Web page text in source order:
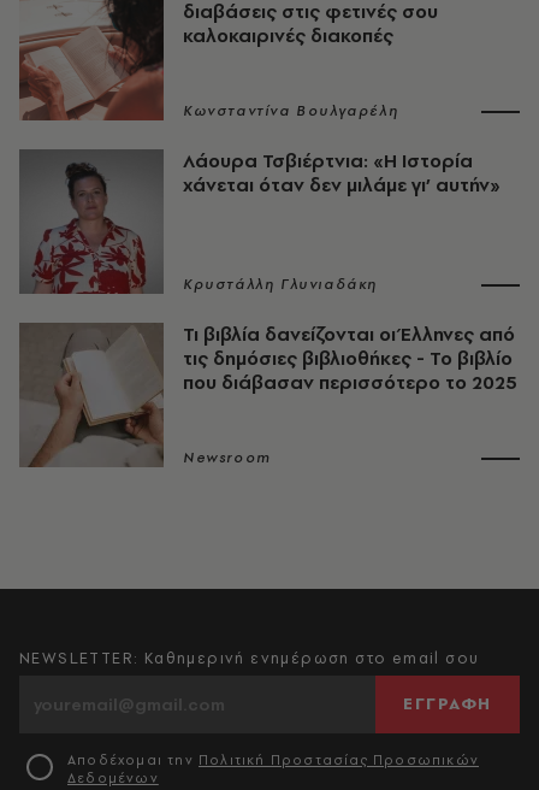
διαβάσεις στις φετινές σου
καλοκαιρινές διακοπές
Κωνσταντίνα Βουλγαρέλη
Λάουρα Τσβιέρτνια: «Η Ιστορία
χάνεται όταν δεν μιλάμε γι’ αυτήν»
Κρυστάλλη Γλυνιαδάκη
Τι βιβλία δανείζονται οι Έλληνες από
τις δημόσιες βιβλιοθήκες - Το βιβλίο
που διάβασαν περισσότερο το 2025
Newsroom
NEWSLETTER: Καθημερινή ενημέρωση στο email σου
ΕΓΓΡΑΦΗ
Αποδέχομαι την Πολιτική Προστασίας Προσωπικών
Δεδομένων